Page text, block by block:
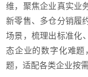
维，聚焦企业真实业
新零售、多仓分销履
场景，梳理出标准化
态企业的数字化难题
题，适配各类企业按